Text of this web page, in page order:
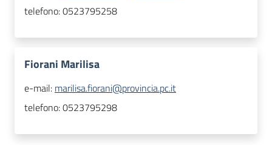
telefono:0523795258
Fiorani Marilisa
e-mail: marilisa.fiorani@provincia.pc.it
telefono:0523795298